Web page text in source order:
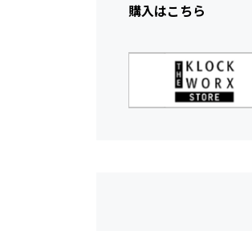
購入はこちら